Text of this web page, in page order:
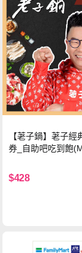
【荖子鍋】荖子經
券_自助吧吃到飽
$428